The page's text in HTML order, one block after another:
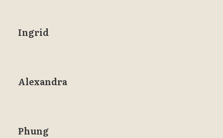
Ingrid
Alexandra
Phung